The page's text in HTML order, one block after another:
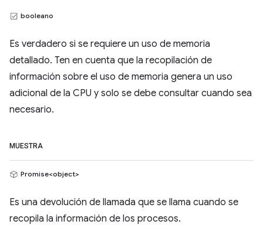
booleano
Es verdadero si se requiere un uso de memoria
detallado. Ten en cuenta que la recopilación de
información sobre el uso de memoria genera un uso
adicional de la CPU y solo se debe consultar cuando sea
necesario.
MUESTRA
Promise<object>
Es una devolución de llamada que se llama cuando se
recopila la información de los procesos.